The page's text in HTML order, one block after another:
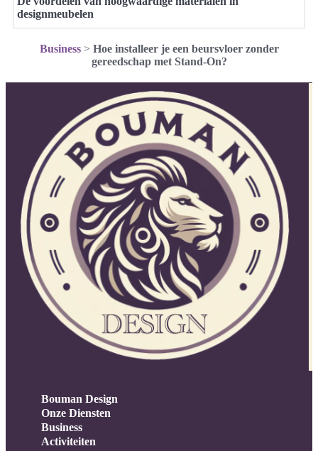
designmeubelen
Business> Hoe installeer je een beursvloer zonder
gereedschap met Stand-On?
Bouman Design
Onze Diensten
Business
Activiteiten